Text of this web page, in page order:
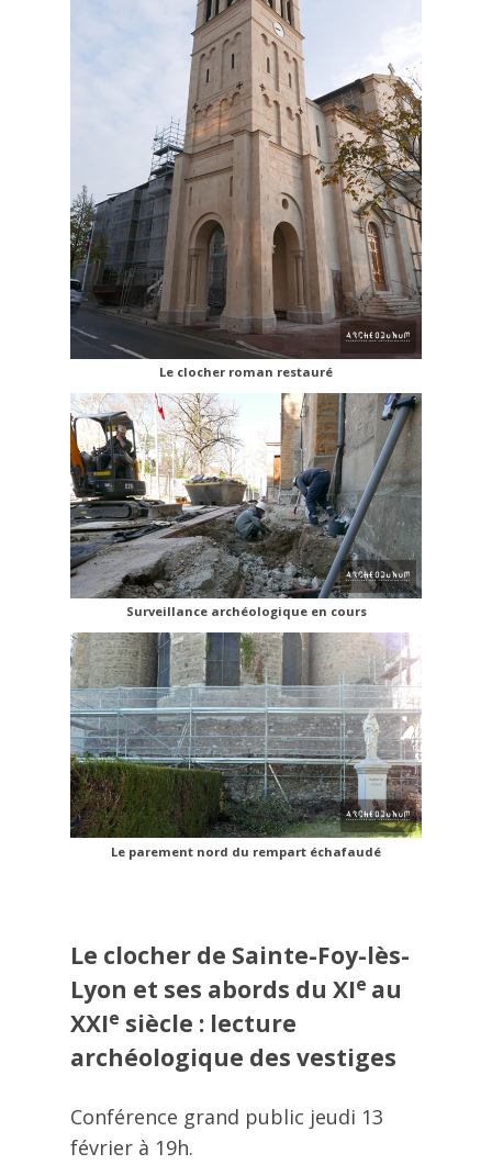
Le clocher roman restauré
Surveillance archéologique en cours
Le parement nord du rempart échafaudé
Le clocher de Sainte-Foy-lès-
Lyon et ses abords du XIe au
XXIe siècle : lecture
archéologique des vestiges
Conférence grand public jeudi 13
février à 19h.